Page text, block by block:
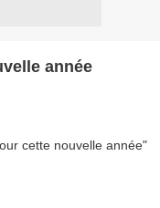
année